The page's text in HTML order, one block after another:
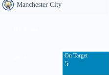
Manchester City
On Target
5